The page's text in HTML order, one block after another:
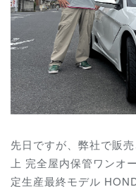
先日ですが、弊社で販
上 完全屋内保管ワンオ
定生産最終モデル